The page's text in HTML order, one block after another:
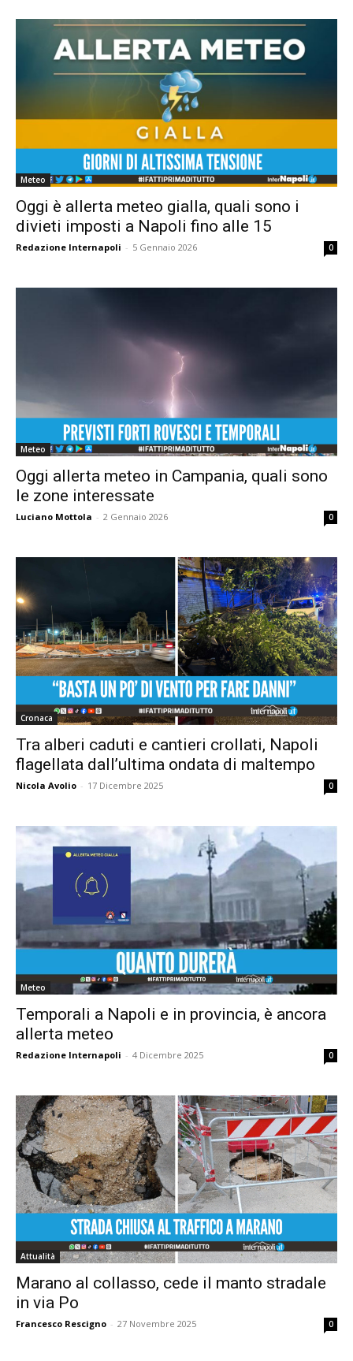
Meteo
Oggi è allerta meteo gialla, quali sono i
divieti imposti a Napoli fino alle 15
Redazione Internapoli - 5 Gennaio 2026 0
Meteo
Oggi allerta meteo in Campania, quali sono
le zone interessate
Luciano Mottola - 2 Gennaio 2026 0
Cronaca
Tra alberi caduti e cantieri crollati, Napoli
flagellata dall’ultima ondata di maltempo
Nicola Avolio - 17 Dicembre 2025 0
Meteo
Temporali a Napoli e in provincia, è ancora
allerta meteo
Redazione Internapoli - 4 Dicembre 2025 0
Attualità
Marano al collasso, cede il manto stradale
in via Po
Francesco Rescigno - 27 Novembre 2025 0